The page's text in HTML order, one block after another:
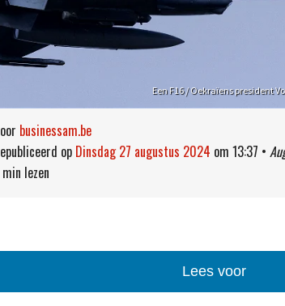
Een F16 / Oekraïens president
door businessam.be
gepubliceerd op dinsdag 27 augustus 2024 om 13:37 •
min lezen
Lees voor